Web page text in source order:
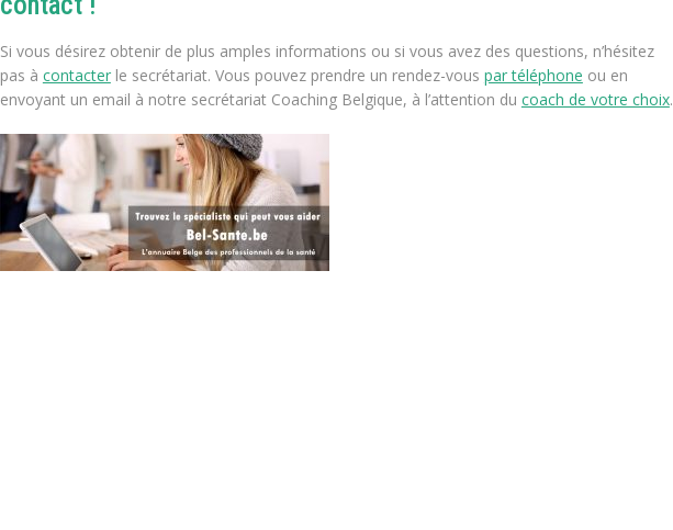
Si vous désirez obtenir de plus amples informations ou si vous avez des questions, n’hésitez
pas à contacterle secrétariat. Vous pouvez prendre un rendez-vous par téléphone ou en
envoyant un email à notre secrétariat Coaching Belgique, à l’attention du coach de votre choix.